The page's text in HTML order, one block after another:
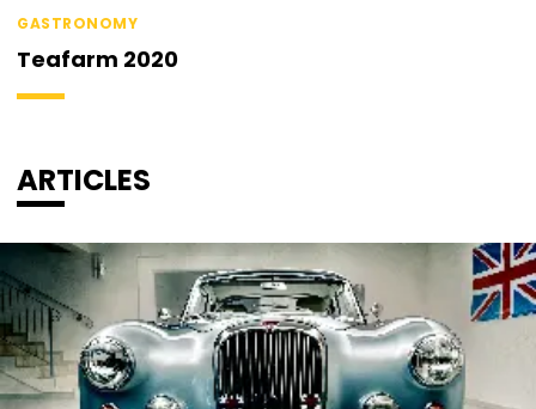
GASTRONOMY
Teafarm 2020
ARTICLES